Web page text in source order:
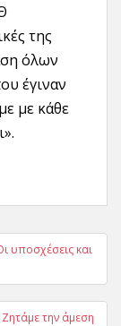
της
όλων
έγιναν
με κάθε
υποσχέσεις και
την άμεση